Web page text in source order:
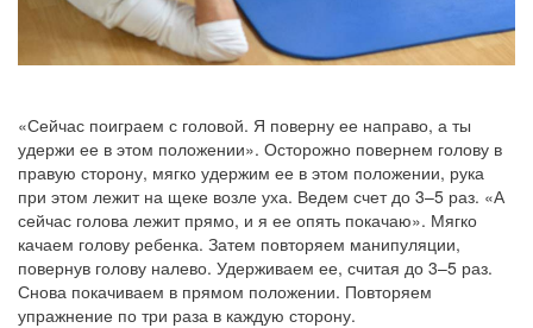
«Сейчас поиграем с головой. Я поверну ее направо, а ты
удержи ее в этом положении». Осторожно повернем голову в
правую сторону, мягко удержим ее в этом положении, рука
при этом лежит на щеке возле уха. Ведем счет до 3–5 раз. «А
сейчас голова лежит прямо, и я ее опять покачаю». Мягко
качаем голову ребенка. Затем повторяем манипуляции,
повернув голову налево. Удерживаем ее, считая до 3–5 раз.
Снова покачиваем в прямом положении. Повторяем
упражнение по три раза в каждую сторону.